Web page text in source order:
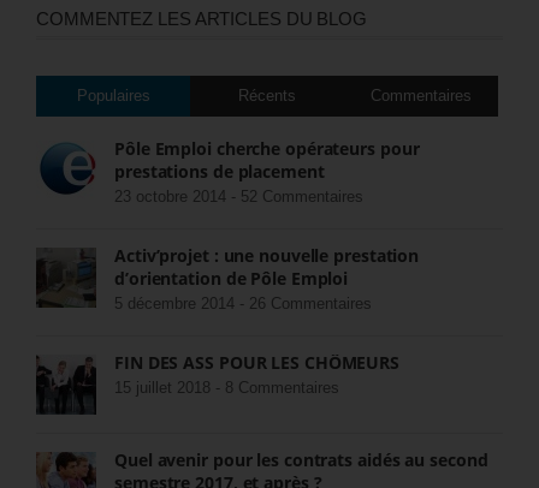
COMMENTEZ LES ARTICLES DU BLOG
Populaires Récents Commentaires
Pôle Emploi cherche opérateurs pour
prestations de placement
23 octobre 2014 - 52 Commentaires
Activ’projet : une nouvelle prestation
d’orientation de Pôle Emploi
5 décembre 2014 - 26 Commentaires
FIN DES ASS POUR LES CHÔMEURS
15 juillet 2018 - 8 Commentaires
Quel avenir pour les contrats aidés au second
semestre 2017, et après ?